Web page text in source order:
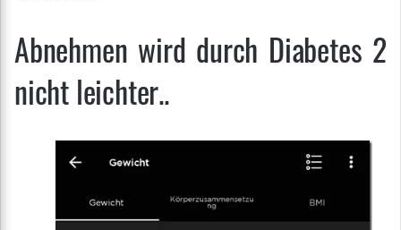
Abnehmen wird durch Diabetes 2
nicht leichter..